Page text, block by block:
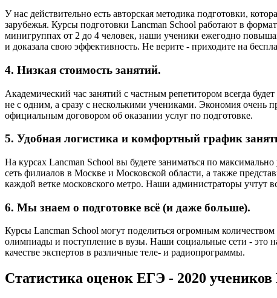
У нас действительно есть авторская методика подготовки,
зарубежья. Курсы подготовки Lancman School работают в
минигруппах от 2 до 4 человек, наши ученики ежегодно
и доказала свою эффективность. Не верите - приходите на
4. Низкая стоимость занятий.
Академический час занятий с частным репетитором всегда
не с одним, а сразу с несколькими учениками. Экономия
официальным договором об оказании услуг по подготовке.
5. Удобная логистика и комфортный график
На курсах Lancman School вы будете заниматься по
сеть филиалов в Москве и Московской области, а также
каждой ветке московского метро. Наши администраторы учтут
6. Мы знаем о подготовке всё (и даже больше).
Курсы Lancman School могут поделиться огромным
олимпиады и поступление в вузы. Наши социальные сети - это
качестве экспертов в различные теле- и радиопрограммы.
Статистика оценок ЕГЭ - 2020 учеников